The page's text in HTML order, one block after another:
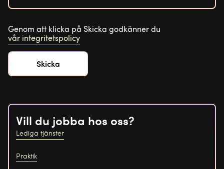
Genom att klicka på Skicka godkänner du
vår integritetspolicy
Vill du jobba hos oss?
Lediga tjänster
Praktik